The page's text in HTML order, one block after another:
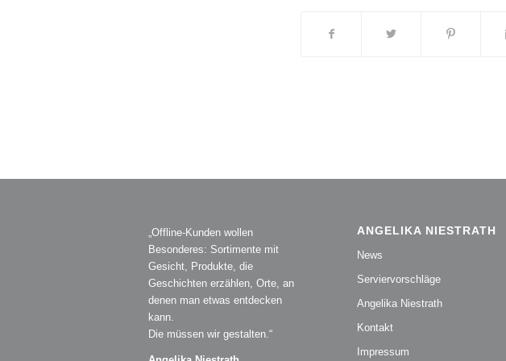
„Offline-Kunden wollen
Besonderes: Sortimente mit
Gesicht, Produkte, die
Geschichten erzählen, Orte, an
denen man etwas entdecken
kann.
Die müssen wir gestalten.“
ANGELIKA NIESTRATH
News
Serviervorschläge
Angelika Niestrath
Kontakt
Impressum